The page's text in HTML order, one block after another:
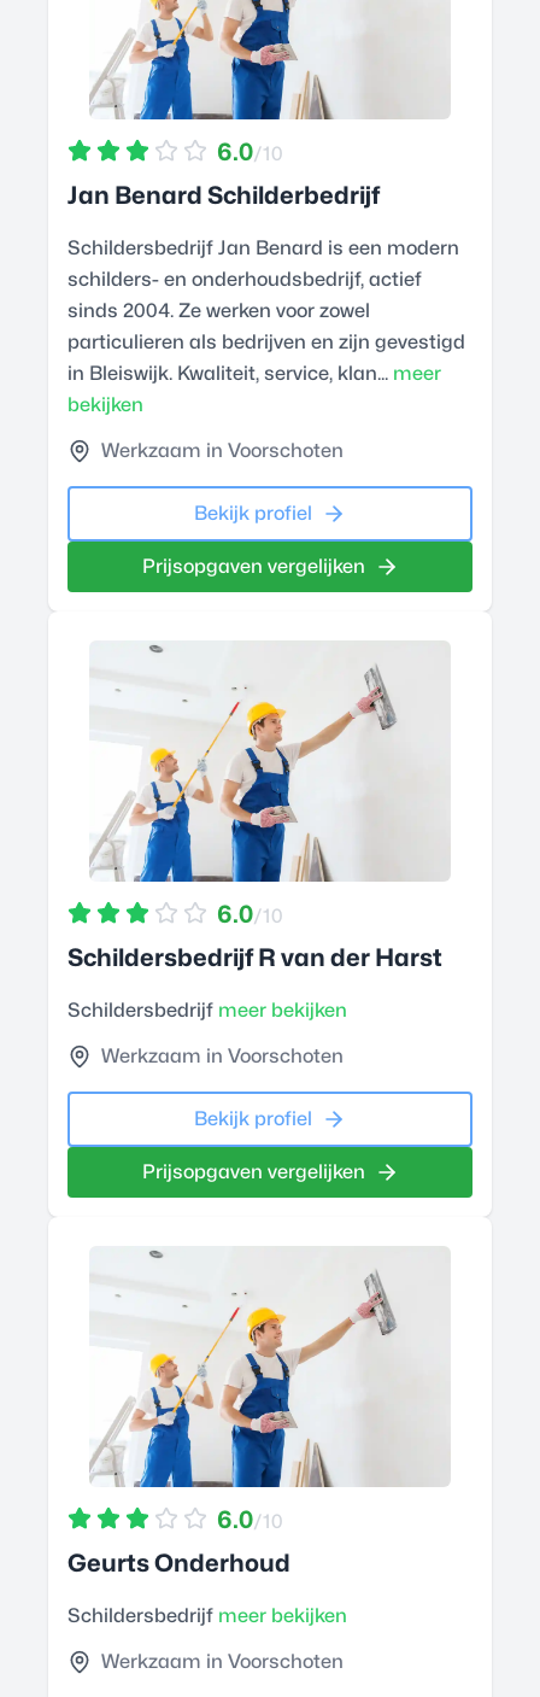
6.0/10
Jan Benard Schilderbedrijf
Schildersbedrijf Jan Benard is een modern
schilders- en onderhoudsbedrijf, actief
sinds 2004. Ze werken voor zowel
particulieren als bedrijven en zijn gevestigd
in Bleiswijk. Kwaliteit, service, klan... meer
bekijken
Werkzaam in Voorschoten
Bekijk profiel
Prijsopgaven vergelijken
6.0/10
Schildersbedrijf R van der Harst
Schildersbedrijf meer bekijken
Werkzaam in Voorschoten
Bekijk profiel
Prijsopgaven vergelijken
6.0/10
Geurts Onderhoud
Schildersbedrijf meer bekijken
Werkzaam in Voorschoten